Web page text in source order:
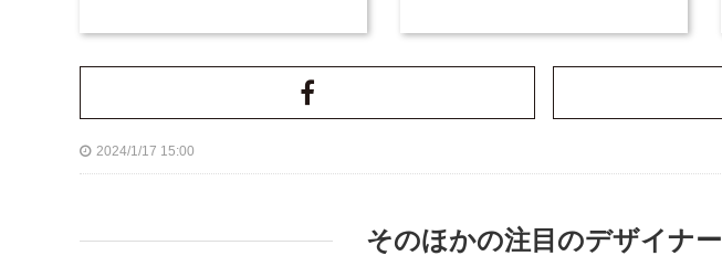
2024/1/17 15:00
そのほかの注目のデザイナー